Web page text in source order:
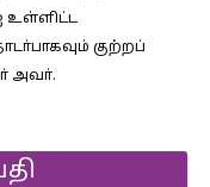
குற்றப்
அவா்.